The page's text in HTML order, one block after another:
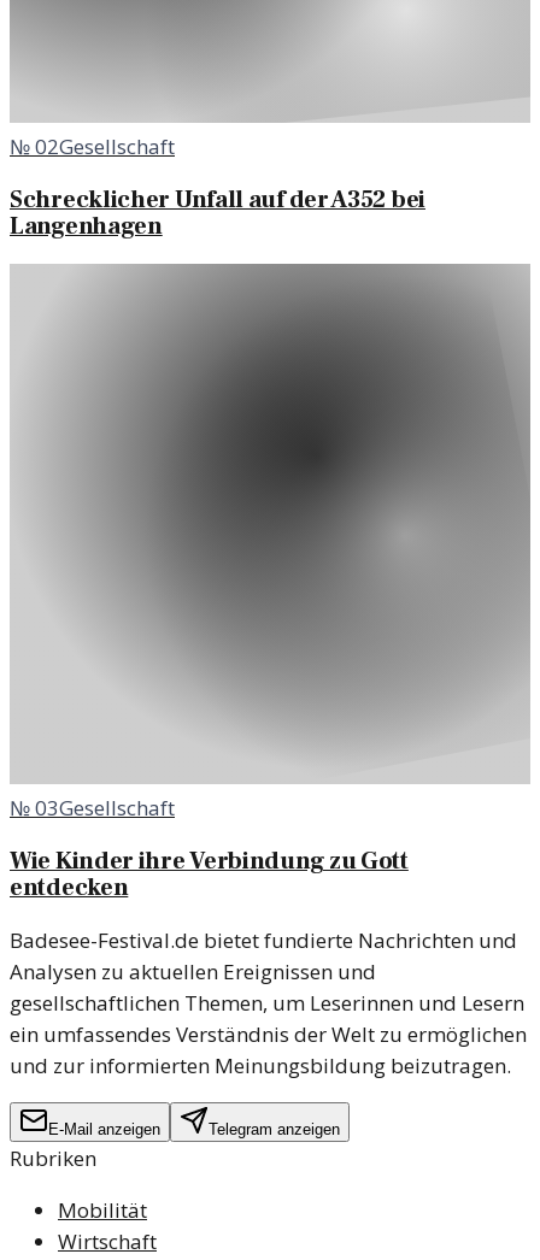
№02Gesellschaft
Schrecklicher Unfall auf der A352 bei
Langenhagen
№03Gesellschaft
Wie Kinder ihre Verbindung zu Gott
entdecken
Badesee-Festival.de bietet fundierte Nachrichten und
Analysen zu aktuellen Ereignissen und
gesellschaftlichen Themen, um Leserinnen und Lesern
ein umfassendes Verständnis der Welt zu ermöglichen
und zur informierten Meinungsbildung beizutragen.
E-Mail anzeigen Telegram anzeigen
Rubriken
Mobilität
Wirtschaft